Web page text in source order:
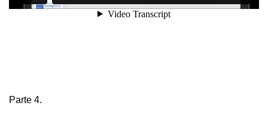
Parte 4.